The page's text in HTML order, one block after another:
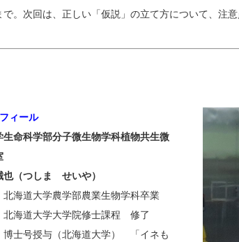
。次回は、正しい「仮説」の立て方について、注
ィール
生命科学部分子微生物学科植物共生微
（つしま せいや）
海道大学農学部農業生物学科卒業
海道大学大学院修士課程 修了
士号授与（北海道大学） 「イネも